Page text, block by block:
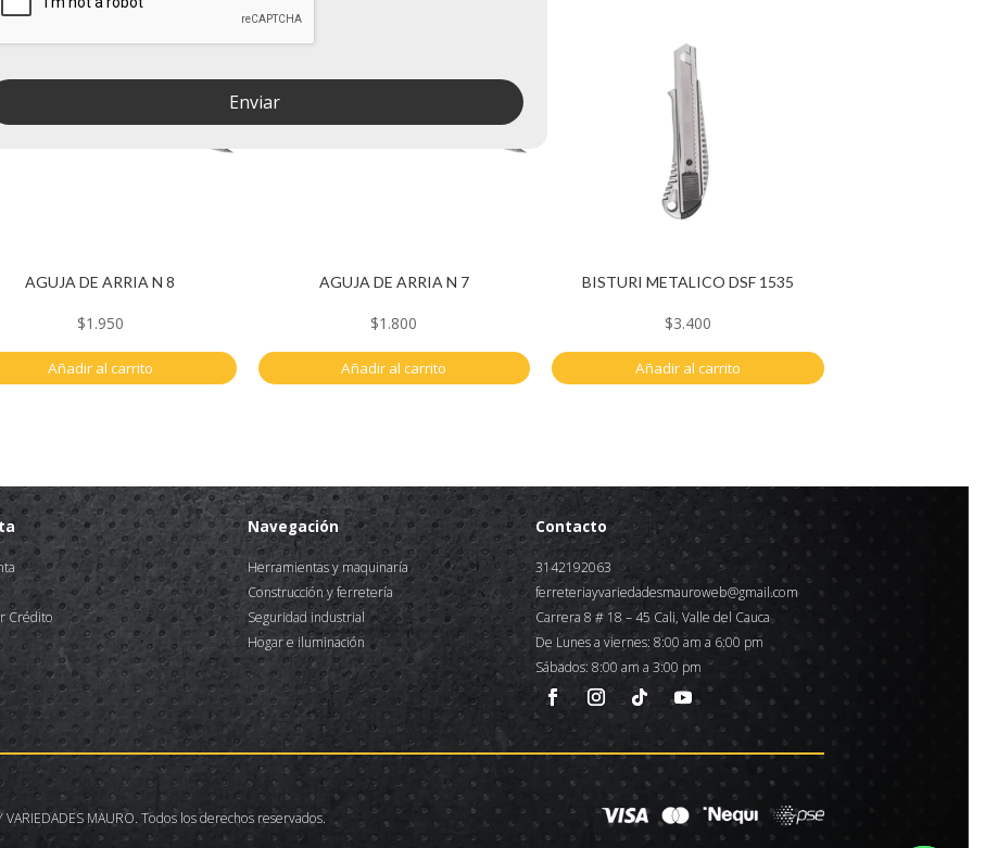
AGUJA DE ARRIA N 8
$1.950
Añadir al carrito
AGUJA DE ARRIA N 7
$1.800
Añadir al carrito
BISTURI METALICO DSF 1535
$3.400
Añadir al carrito
Crédito
Navegación
Herramientas y maquinaría
Construcción y ferretería
Seguridad industrial
Hogar e iluminación
Contacto
3142192063
ferreteriayvariedadesmauroweb@gmail.com
Carrera 8 # 18 – 45 Cali, Valle del Cauca
De Lunes a viernes: 8:00 am a 6:00 pm
Sábados: 8:00 am a 3:00 pm
VARIEDADES MAURO. Todos los derechos reservados.
Enviar